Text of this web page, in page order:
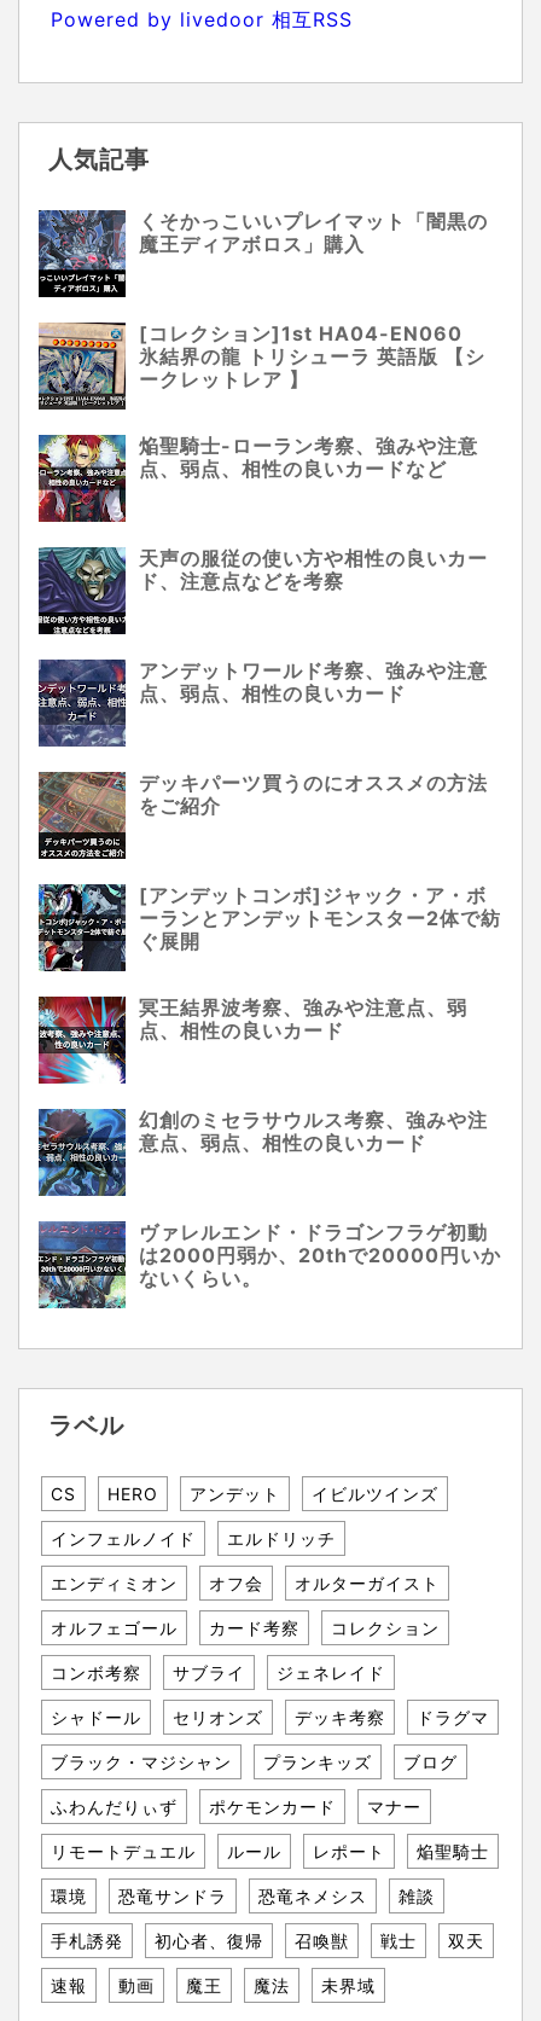
Powered by livedoor 相互RSS
人気記事
くそかっこいいプレイマット「闇黒の
魔王ディアボロス」購入
[コレクション]1st HA04-EN060
氷結界の龍 トリシューラ 英語版 【シ
ークレットレア 】
焔聖騎士-ローラン考察、強みや注意
点、弱点、相性の良いカードなど
天声の服従の使い方や相性の良いカー
ド、注意点などを考察
アンデットワールド考察、強みや注意
点、弱点、相性の良いカード
デッキパーツ買うのにオススメの方法
をご紹介
[アンデットコンボ]ジャック・ア・ボ
ーランとアンデットモンスター2体で紡
ぐ展開
冥王結界波考察、強みや注意点、弱
点、相性の良いカード
幻創のミセラサウルス考察、強みや注
意点、弱点、相性の良いカード
ヴァレルエンド・ドラゴンフラゲ初動
は2000円弱か、20thで20000円いか
ないくらい。
ラベル
CS HERO アンデット イビルツインズ
インフェルノイド エルドリッチ
エンディミオン オフ会 オルターガイスト
オルフェゴール カード考察 コレクション
コンボ考察 サブライ ジェネレイド
シャドール セリオンズ デッキ考察 ドラグマ
ブラック・マジシャン プランキッズ ブログ
ふわんだりぃず ポケモンカード マナー
リモートデュエル ルール レポート 焔聖騎士
環境 恐竜サンドラ 恐竜ネメシス 雑談
手札誘発 初心者、復帰 召喚獣 戦士 双天
速報 動画 魔王 魔法 未界域